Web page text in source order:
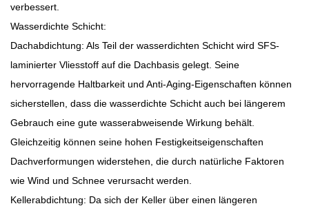
verbessert.
Wasserdichte Schicht:
Dachabdichtung: Als Teil der wasserdichten Schicht wird SFS-
laminierter Vliesstoff auf die Dachbasis gelegt. Seine
hervorragende Haltbarkeit und Anti-Aging-Eigenschaften können
sicherstellen, dass die wasserdichte Schicht auch bei längerem
Gebrauch eine gute wasserabweisende Wirkung behält.
Gleichzeitig können seine hohen Festigkeitseigenschaften
Dachverformungen widerstehen, die durch natürliche Faktoren
wie Wind und Schnee verursacht werden.
Kellerabdichtung: Da sich der Keller über einen längeren